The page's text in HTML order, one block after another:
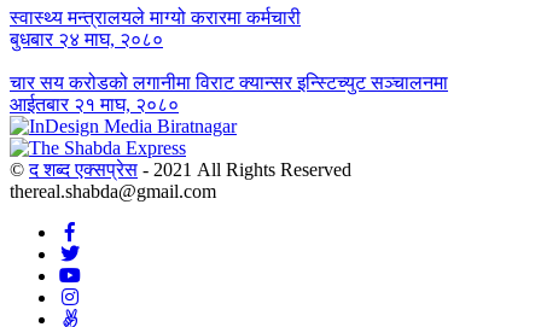
स्वास्थ्य मन्त्रालयले माग्यो करारमा कर्मचारी
बुधबार २४ माघ, २०८०
चार सय करोडको लगानीमा विराट क्यान्सर इन्स्टिच्युट सञ्चालनमा
आईतबार २१ माघ, २०८०
©द शब्द एक्सप्रेस - 2021 All Rights Reserved
thereal.shabda@gmail.com